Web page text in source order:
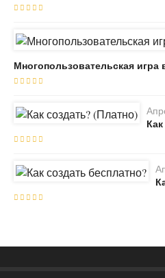
Многопользовательская